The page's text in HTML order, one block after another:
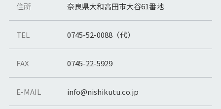
住所 奈良県大和高田市大谷61番地
TEL 0745-52-0088（代）
FAX 0745-22-5929
E-MAIL info@nishikutu.co.jp